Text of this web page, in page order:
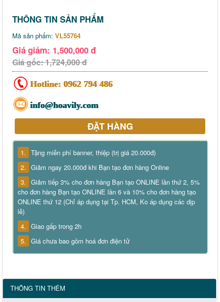
THÔNG TIN SẢN PHẨM
Mã sản phẩm: VL55764
Giá giảm: 1,500,000 đ
Giá gốc: 1,724,000 đ
Hotline: 0962 794 486
info@hoavily.com
ĐẶT HÀNG
1. Tặng miễn phí banner, thiệp (trị giá 20.000đ)
2. Giảm ngay 20.000đ khi Bạn tạo đơn hàng Online
3. Giảm tiếp 3% cho đơn hàng Bạn tạo ONLINE lần thứ 2, 5%
cho đơn hàng Bạn tạo ONLINE lần 6 và 10% cho đơn hàng tạo
ONLINE thứ 12 (Chỉ áp dụng tại Tp. HCM, Ko áp dụng các dịp
lễ)
4. Giao gấp trong 2h
5. Giá chưa bao gồm hoá đơn điện tử
THÔNG TIN THÊM